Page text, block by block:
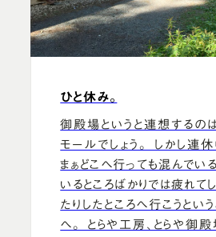
ひと休み。
御殿場というと連想するのは
モールでしょう。 しかし連
まぁどこへ行っても混んでい
いるところばかりでは疲れて
たりしたところへ行こうとい
へ。 とらや工房、とらや御